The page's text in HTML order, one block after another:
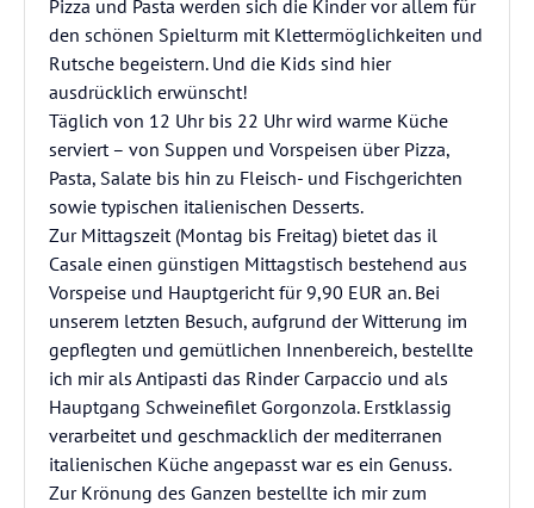
Pizza und Pasta werden sich die Kinder vor allem für
den schönen Spielturm mit Klettermöglichkeiten und
Rutsche begeistern. Und die Kids sind hier
ausdrücklich erwünscht!
Täglich von 12 Uhr bis 22 Uhr wird warme Küche
serviert – von Suppen und Vorspeisen über Pizza,
Pasta, Salate bis hin zu Fleisch- und Fischgerichten
sowie typischen italienischen Desserts.
Zur Mittagszeit (Montag bis Freitag) bietet das il
Casale einen günstigen Mittagstisch bestehend aus
Vorspeise und Hauptgericht für 9,90 EUR an. Bei
unserem letzten Besuch, aufgrund der Witterung im
gepflegten und gemütlichen Innenbereich, bestellte
ich mir als Antipasti das Rinder Carpaccio und als
Hauptgang Schweinefilet Gorgonzola. Erstklassig
verarbeitet und geschmacklich der mediterranen
italienischen Küche angepasst war es ein Genuss.
Zur Krönung des Ganzen bestellte ich mir zum